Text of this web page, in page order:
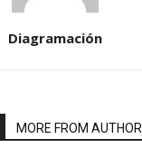
Diagramación
MORE FROM AUTHOR